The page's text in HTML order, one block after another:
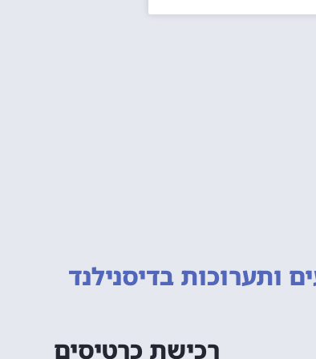
ותערוכות בדיסנילנד
רכישת כרטיסים